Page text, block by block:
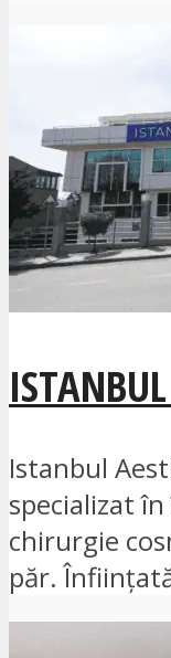
Istanbul
specializat
chirurgie
păr.